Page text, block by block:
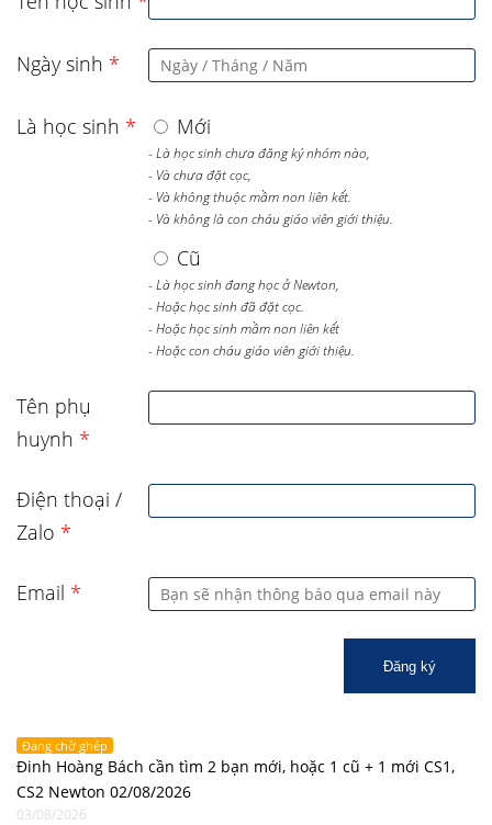
Ngày sinh *
Là học sinh * Mới
- Là học sinh chưa đăng ký nhóm nào,
- Và chưa đặt cọc,
- Và không thuộc mầm non liên kết.
- Và không là con cháu giáo viên giới thiệu.
Cũ
- Là học sinh đang học ở Newton,
- Hoặc học sinh đã đặt cọc.
- Hoặc học sinh mầm non liên kết
- Hoặc con cháu giáo viên giới thiệu.
Tên phụ
huynh *
Điện thoại /
Zalo *
Email *
Đăng ký
Đang chờ ghép
Đinh Hoàng Bách cần tìm 2 bạn mới, hoặc 1 cũ + 1 mới CS1,
CS2 Newton 02/08/2026
03/08/2026